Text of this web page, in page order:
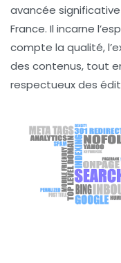
avancée
France. Il incarne
compte la qualité,
des contenus, tout
respectueux des